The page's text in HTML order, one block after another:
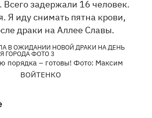
Всего задержали 16 человек.
Я иду снимать пятна крови,
драки на Аллее Славы.
порядка – готовы! Фото: Максим
ВОЙТЕНКО